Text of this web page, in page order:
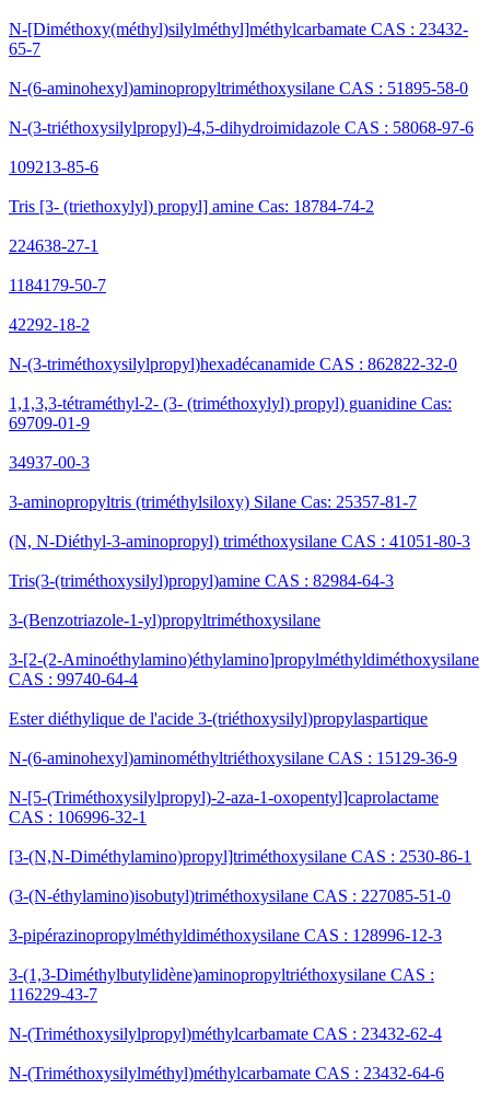
N-[Diméthoxy(méthyl)silylméthyl]méthylcarbamate CAS : 23432-
65-7
N-(6-aminohexyl)aminopropyltriméthoxysilane CAS : 51895-58-0
N-(3-triéthoxysilylpropyl)-4,5-dihydroimidazole CAS : 58068-97-6
109213-85-6
Tris [3- (triethoxylyl) propyl] amine Cas: 18784-74-2
224638-27-1
1184179-50-7
42292-18-2
N-(3-triméthoxysilylpropyl)hexadécanamide CAS : 862822-32-0
1,1,3,3-tétraméthyl-2- (3- (triméthoxylyl) propyl) guanidine Cas:
69709-01-9
34937-00-3
3-aminopropyltris (triméthylsiloxy) Silane Cas: 25357-81-7
(N, N-Diéthyl-3-aminopropyl) triméthoxysilane CAS : 41051-80-3
Tris(3-(triméthoxysilyl)propyl)amine CAS : 82984-64-3
3-(Benzotriazole-1-yl)propyltriméthoxysilane
3-[2-(2-Aminoéthylamino)éthylamino]propylméthyldiméthoxysilane
CAS : 99740-64-4
Ester diéthylique de l'acide 3-(triéthoxysilyl)propylaspartique
N-(6-aminohexyl)aminométhyltriéthoxysilane CAS : 15129-36-9
N-[5-(Triméthoxysilylpropyl)-2-aza-1-oxopentyl]caprolactame
CAS : 106996-32-1
[3-(N,N-Diméthylamino)propyl]triméthoxysilane CAS : 2530-86-1
(3-(N-éthylamino)isobutyl)triméthoxysilane CAS : 227085-51-0
3-pipérazinopropylméthyldiméthoxysilane CAS : 128996-12-3
3-(1,3-Diméthylbutylidène)aminopropyltriéthoxysilane CAS :
116229-43-7
N-(Triméthoxysilylpropyl)méthylcarbamate CAS : 23432-62-4
N-(Triméthoxysilylméthyl)méthylcarbamate CAS : 23432-64-6